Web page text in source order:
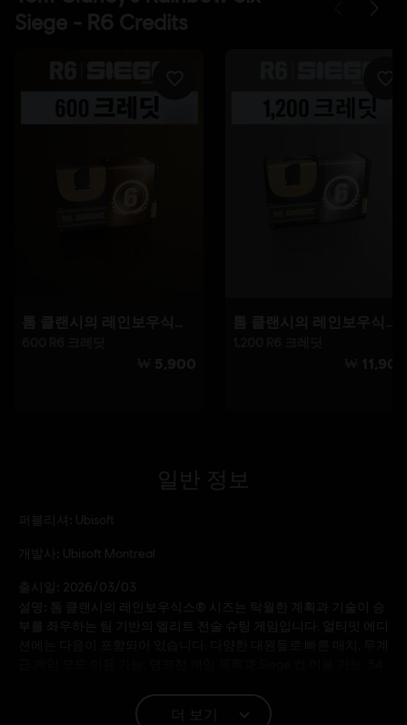
일반 정보
퍼블리셔: Ubisoft
개발사: Ubisoft Montreal
출시일: 2026/03/03
설명:
톰 클랜시의 레인보우식스® 시즈는 탁월한 계획과 기술이 승
부를 좌우하는 팀 기반의 엘리트 전술 슈팅 게임입니다. 얼티밋 에디
의 대원용 꾸미기 아이템 번들이 든 방해기 팩.
더 보기